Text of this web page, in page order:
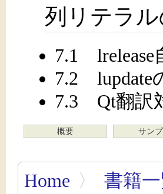
列リテラ
7.1 lrelease
7.2 lupdate
7.3 Qt翻訳
概要 サン
Home 〉 書籍